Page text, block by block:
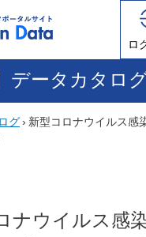
ロ
データカタロ
グ› 新型コロナウイルス感
ナウイルス感